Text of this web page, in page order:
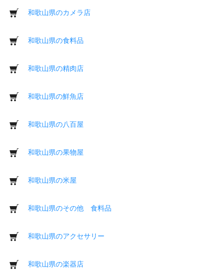
和歌山県のカメラ店
和歌山県の食料品
和歌山県の精肉店
和歌山県の鮮魚店
和歌山県の八百屋
和歌山県の果物屋
和歌山県の米屋
和歌山県のその他 食料品
和歌山県のアクセサリー
和歌山県の楽器店